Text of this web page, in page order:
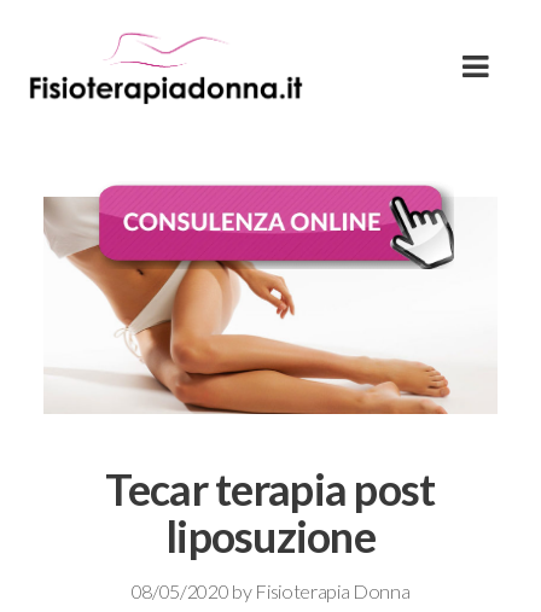
Tecar terapia post
liposuzione
08/05/2020 by Fisioterapia Donna